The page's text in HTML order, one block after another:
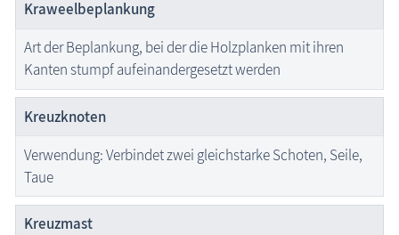
Kraweelbeplankung
Art der Beplankung, bei der die Holzplanken mit ihren
Kanten stumpf aufeinandergesetzt werden
Kreuzknoten
Verwendung: Verbindet zwei gleichstarke Schoten, Seile,
Taue
Kreuzmast